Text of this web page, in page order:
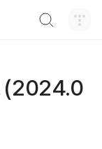
(2024.0